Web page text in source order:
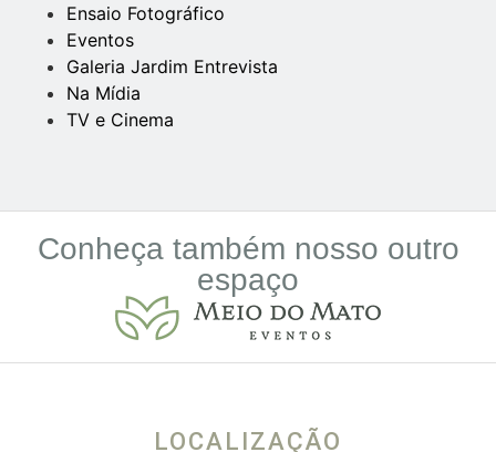
Ensaio Fotográfico
Eventos
Galeria Jardim Entrevista
Na Mídia
TV e Cinema
Conheça também nosso outro
espaço
LOCALIZAÇÃO